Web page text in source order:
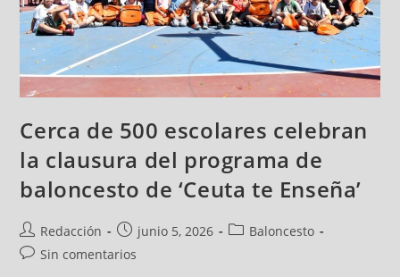
Cerca de 500 escolares celebran
la clausura del programa de
baloncesto de ‘Ceuta te Enseña’
Redacción junio 5, 2026
Baloncesto
Sin comentarios